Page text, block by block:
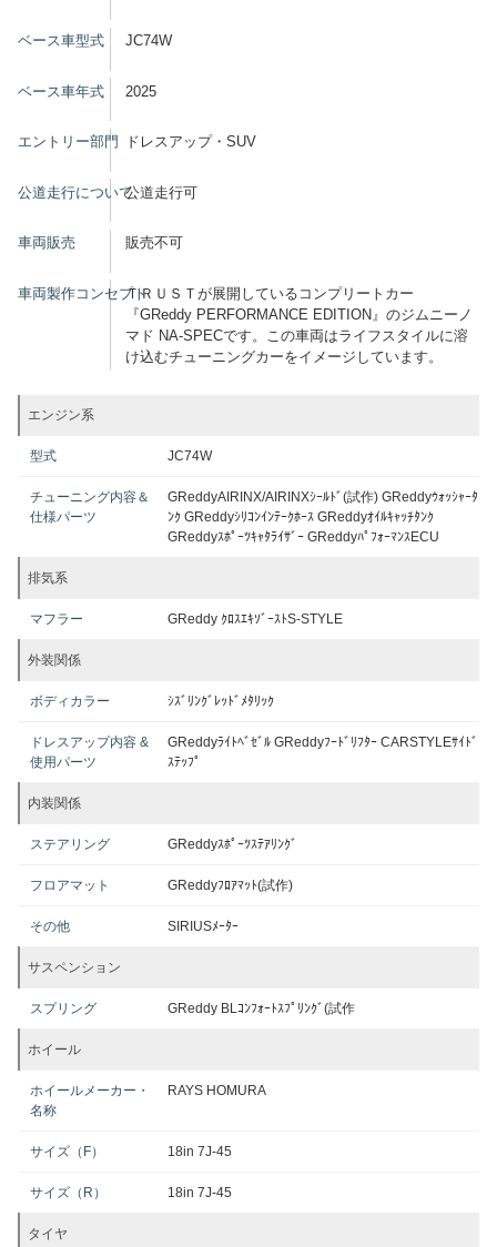
出展者・Exhibitor
ベース車型式 JC74W
ベース車年式 2025
エントリー部門 ドレスアップ・SUV
公道走行について公道走行可
車両販売 販売不可
車両製作コンセプトＴＲＵＳＴが展開しているコンプリートカー
『GReddy PERFORMANCE EDITION』のジムニーノ
マド NA-SPECです。この車両はライフスタイルに溶
け込むチューニングカーをイメージしています。
エンジン系
型式 JC74W
チューニング内容＆
仕様パーツ
GReddyAIRINX/AIRINXｼｰﾙﾄﾞ(試作) GReddyｳｫｯｼｬｰﾀ
ﾝｸ GReddyｼﾘｺﾝｲﾝﾃｰｸﾎｰｽ GReddyｵｲﾙｷｬｯﾁﾀﾝｸ
GReddyｽﾎﾟｰﾂｷｬﾀﾗｲｻﾞｰ GReddyﾊﾟﾌｫｰﾏﾝｽECU
排気系
マフラー GReddy ｸﾛｽｴｷｿﾞｰｽﾄS-STYLE
外装関係
ボディカラー ｼｽﾞﾘﾝｸﾞﾚｯﾄﾞﾒﾀﾘｯｸ
ドレスアップ内容 &
使用パーツ
GReddyﾗｲﾄﾍﾞｾﾞﾙ GReddyﾌｰﾄﾞﾘﾌﾀｰ CARSTYLEｻｲﾄﾞ
ｽﾃｯﾌﾟ
内装関係
ステアリング GReddyｽﾎﾟｰﾂｽﾃｱﾘﾝｸﾞ
フロアマット GReddyﾌﾛｱﾏｯﾄ(試作)
その他 SIRIUSﾒｰﾀｰ
サスペンション
スプリング GReddy BLｺﾝﾌｫｰﾄｽﾌﾟﾘﾝｸﾞ(試作
ホイール
ホイールメーカー・
名称
RAYS HOMURA
サイズ（F） 18in 7J-45
サイズ（R） 18in 7J-45
タイヤ